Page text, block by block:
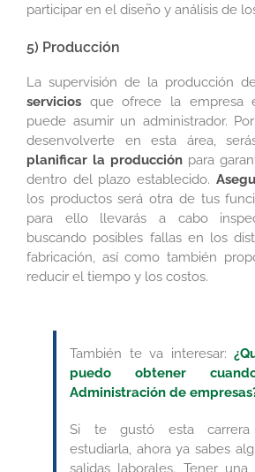
participar en el diseño y análisis de
5) Producción
La supervisión de la producción
servicios que ofrece la empresa
puede asumir un administrador.
desenvolverte en esta área,
planificar la producción para
dentro del plazo establecido.
los productos será otra de tus
para ello llevarás a cabo
buscando posibles fallas en los
fabricación, así como también
reducir el tiempo y los costos.
También te va interesar:
puedo obtener
Administración de
Si te gustó esta
estudiarla, ahora ya sabes
salidas laborales. Tener una